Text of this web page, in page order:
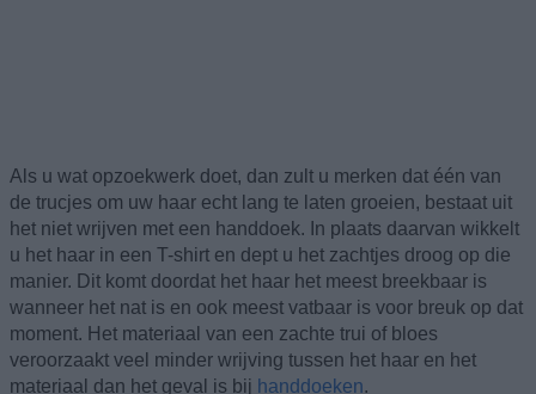
Als u wat opzoekwerk doet, dan zult u merken dat één van
de trucjes om uw haar echt lang te laten groeien, bestaat uit
het niet wrijven met een handdoek. In plaats daarvan wikkelt
u het haar in een T-shirt en dept u het zachtjes droog op die
manier. Dit komt doordat het haar het meest breekbaar is
wanneer het nat is en ook meest vatbaar is voor breuk op dat
moment. Het materiaal van een zachte trui of bloes
veroorzaakt veel minder wrijving tussen het haar en het
materiaal dan het geval is bij handdoeken.